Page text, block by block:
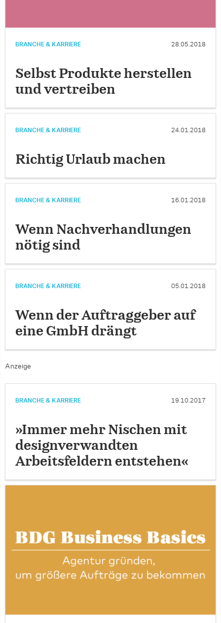
BRANCHE & KARRIERE 28.05.2018
Selbst Produkte herstellen
und vertreiben
BRANCHE & KARRIERE 24.01.2018
Richtig Urlaub machen
BRANCHE & KARRIERE 16.01.2018
Wenn Nachverhandlungen
nötig sind
BRANCHE & KARRIERE 05.01.2018
Wenn der Auftraggeber auf
eine GmbH drängt
Anzeige
BRANCHE & KARRIERE 19.10.2017
»Immer mehr Nischen mit
designverwandten
Arbeitsfeldern entstehen«